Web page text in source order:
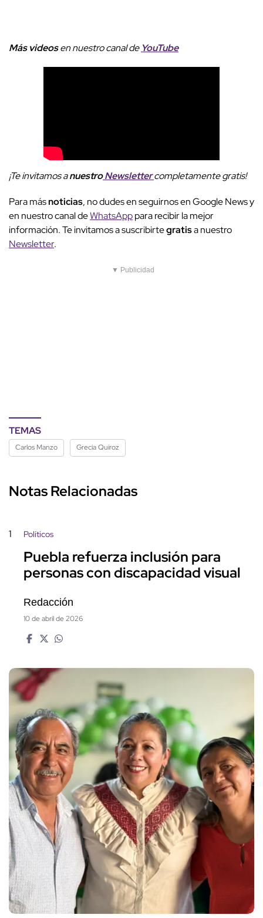
Más videosen nuestro canal de YouTube
¡Te invitamos anuestroNewslettercompletamente gratis!
Para másnoticias, no dudes en seguirnos en Google News y
en nuestro canal deWhatsApppara recibir la mejor
información. Te invitamos a suscribirtegratisa nuestro
Newsletter.
▼ Publicidad
TEMAS
Carlos Manzo Grecia Quiroz
Notas Relacionadas
1 Políticos
Puebla refuerza inclusión para
personas con discapacidad visual
Redacción
10 de abril de 2026